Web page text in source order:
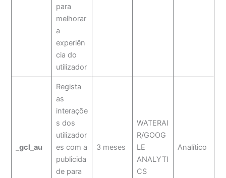
para
melhorar
a
experiên
cia do
utilizador
_gcl_au
Regista
as
interaçõe
s dos
utilizador
es com a
publicida
de para
3 meses
WATERAI
R/GOOG
LE
ANALYTI
CS
Analítico